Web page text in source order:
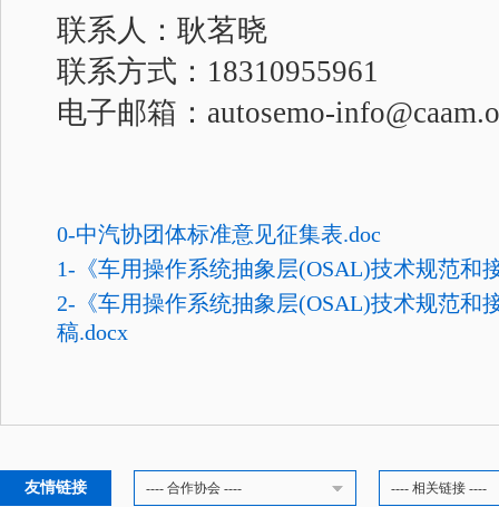
联系人：耿茗晓
联系方式：18310955961
电子邮箱：autosemo-
0-中汽协团体标准意见征集表.doc
1-《车用操作系统抽象层(OSAL)技术规范和
2-《车用操作系统抽象层(OSAL)技术规范和
稿.docx
友情链接 ---- 合作协会 ---- ---- 相关链接 ----